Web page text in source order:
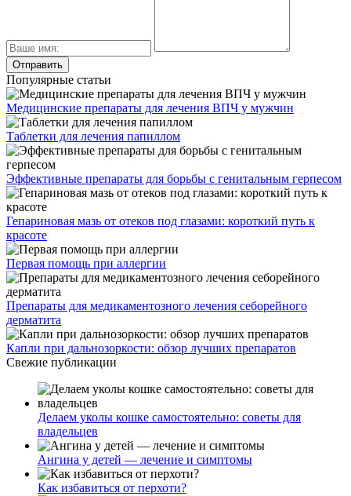
Популярные статьи
Медицинские препараты для лечения ВПЧ у мужчин
Таблетки для лечения папиллом
Эффективные препараты для борьбы с генитальным герпесом
Гепариновая мазь от отеков под глазами: короткий путь к
красоте
Первая помощь при аллергии
Препараты для медикаментозного лечения себорейного
дерматита
Капли при дальнозоркости: обзор лучших препаратов
Свежие публикации
Делаем уколы кошке самостоятельно: советы для
владельцев
Ангина у детей — лечение и симптомы
Как избавиться от перхоти?